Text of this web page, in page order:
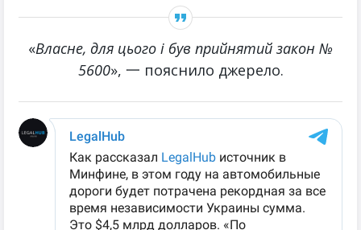
«Власне, для цього і був прийнятий закон №
5600», 一 пояснило джерело.